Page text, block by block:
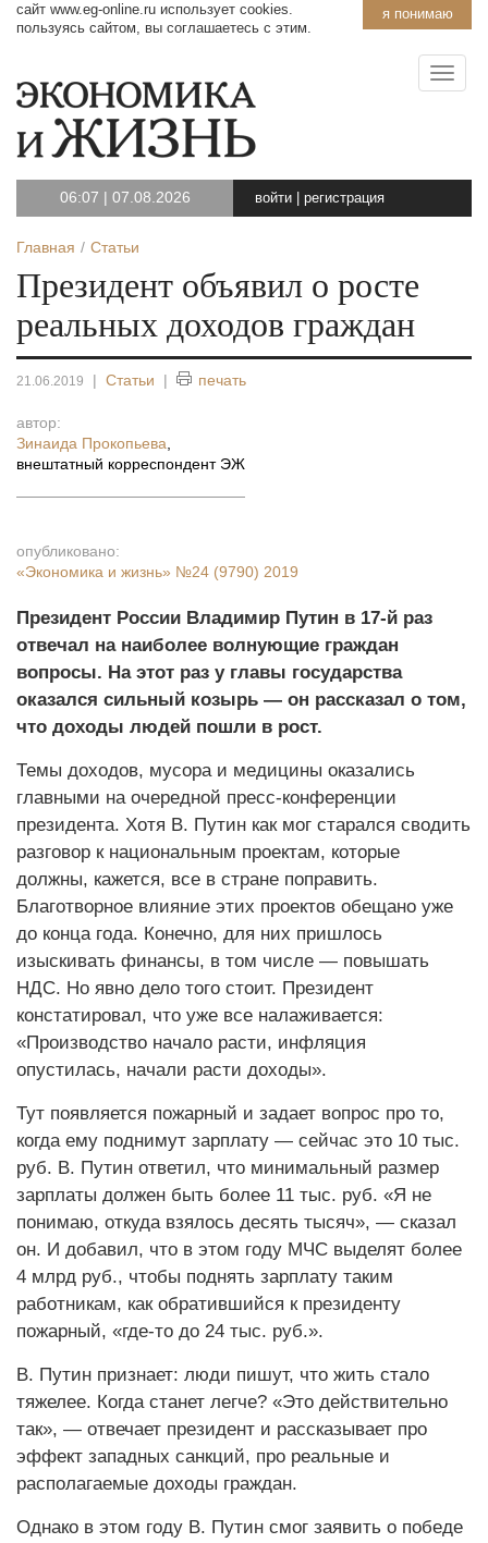
я понимаю
сайт www.eg-online.ru использует cookies.
пользуясь сайтом, вы соглашаетесь с этим.
06:07 | 07.08.2026 войти регистрация
Главная Статьи
Президент объявил о росте
реальных доходов граждан
21.06.2019 | Статьи | печать
автор:
Зинаида Прокопьева
внештатный корреспондент ЭЖ
опубликовано:
«Экономика и жизнь» №24 (9790) 2019
Президент России Владимир Путин в 17-й раз
отвечал на наиболее волнующие граждан
вопросы. На этот раз у главы государства
оказался сильный козырь — он рассказал о том,
что доходы людей пошли в рост.
Темы доходов, мусора и медицины оказались
главными на очередной пресс-конференции
президента. Хотя В. Путин как мог старался сводить
разговор к национальным проектам, которые
должны, кажется, все в стране поправить.
Благотворное влияние этих проектов обещано уже
до конца года. Конечно, для них пришлось
изыскивать финансы, в том числе — повышать
НДС. Но явно дело того стоит. Президент
констатировал, что уже все налаживается:
«Производство начало расти, инфляция
опустилась, начали расти доходы».
Тут появляется пожарный и задает вопрос про то,
когда ему поднимут зарплату — сейчас это 10 тыс.
руб. В. Путин ответил, что минимальный размер
зарплаты должен быть более 11 тыс. руб. «Я не
понимаю, откуда взялось десять тысяч», — сказал
он. И добавил, что в этом году МЧС выделят более
4 млрд руб., чтобы поднять зарплату таким
работникам, как обратившийся к президенту
пожарный, «где-то до 24 тыс. руб.».
В. Путин признает: люди пишут, что жить стало
тяжелее. Когда станет легче? «Это действительно
так», — отвечает президент и рассказывает про
эффект западных санкций, про реальные и
располагаемые доходы граждан.
Однако в этом году В. Путин смог заявить о победе